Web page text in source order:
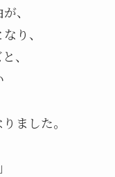
、
り、
、
ました。